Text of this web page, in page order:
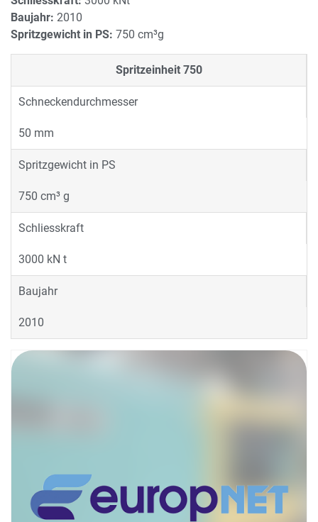
Baujahr: 2010
Spritzgewicht in PS: 750 cm³g
Spritzeinheit 750
Schneckendurchmesser
50 mm
Spritzgewicht in PS
750 cm³ g
Schliesskraft
3000 kN t
Baujahr
2010